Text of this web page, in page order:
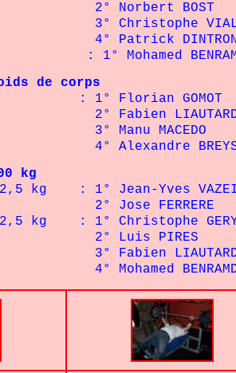
BOST
VIAL
Mohamed
corps
1° Florian
MACEDO
kg
kg : 1° Jean-Yves
kg : 1° Christophe
PIRES :